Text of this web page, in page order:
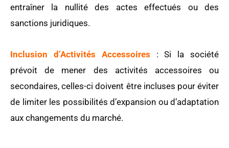
entraîner la nullité des actes effectués ou des
sanctions juridiques.
Inclusion d’Activités Accessoires : Si la société
prévoit de mener des activités accessoires ou
secondaires, celles-ci doivent être incluses pour éviter
de limiter les possibilités d’expansion ou d’adaptation
aux changements du marché.